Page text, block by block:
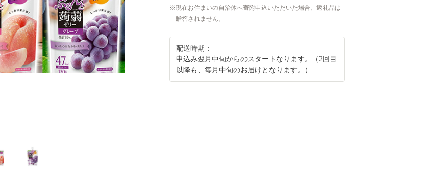
現在お住まいの自治体へ寄附申込いただいた場合、返礼品は
贈答されません。
配送時期：
申込み翌月中旬からのスタートなります。（2回目
以降も、毎月中旬のお届けとなります。）